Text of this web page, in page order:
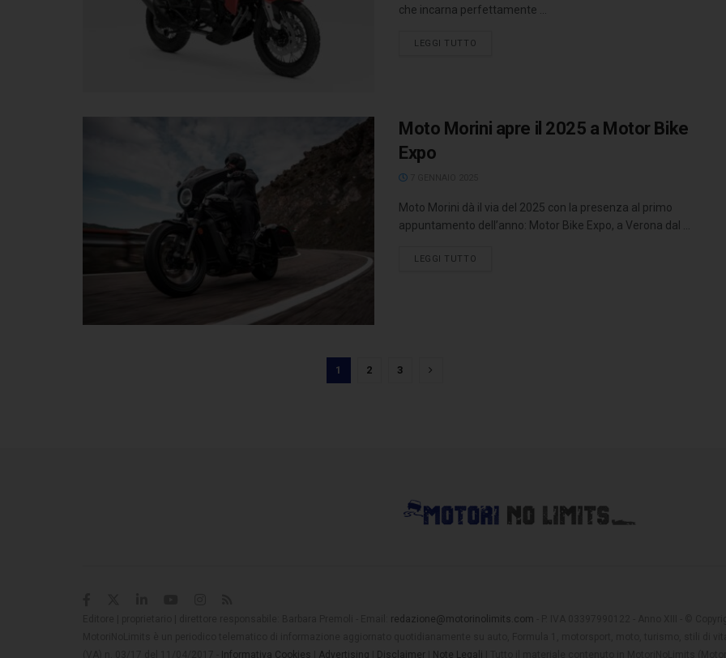
che incarna perfettamente ...
LEGGI TUTTO
Moto Morini apre il 2025 a Motor Bike
Expo
Moto Morini dà il via del 2025 con la presenza al primo
appuntamento dell’anno: Motor Bike Expo, a Verona dal ...
LEGGI TUTTO
1 2 3
redazione@motorinolimits.com
Informativa Cookies Advertising Disclaimer Note Legali